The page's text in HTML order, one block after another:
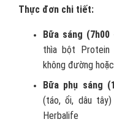
Thực đơn chi tiết:
Bữa sáng (7h00
thìa bột Protein
không đường
Bữa phụ sáng
(táo, ổi, dâu
Herbalife